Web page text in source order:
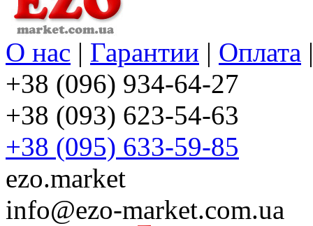
О нас | Гарантии | Оплата
+38 (096) 934-64-27
+38 (093) 623-54-63
+38 (095) 633-59-85
ezo.market
info@ezo-market.com.ua